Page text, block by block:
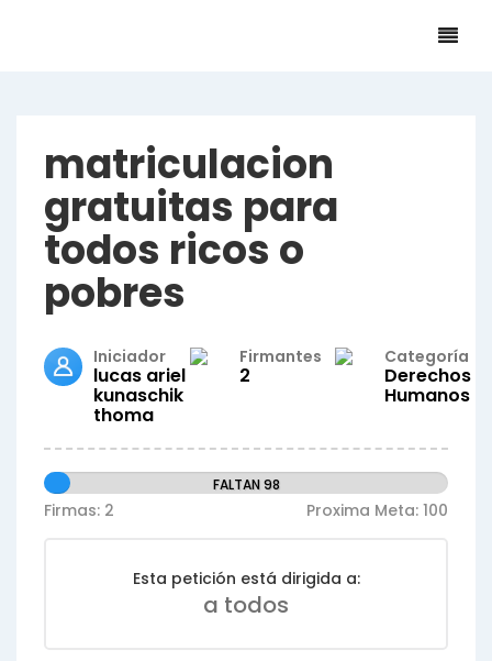
matriculacion
gratuitas para
todos ricos o
pobres
Iniciador
lucas ariel
kunaschik
thoma
Firmantes
2
Categoría
Derechos
Humanos
FALTAN 98
Firmas: 2 Proxima Meta: 100
Esta petición está dirigida a:
a todos